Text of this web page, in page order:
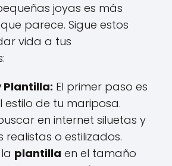
joyas es más
parece. Sigue estos
vida a tus
Plantilla: El primer paso es
estilo de tu mariposa.
en internet siluetas y
realistas o estilizados.
plantilla en el tamaño